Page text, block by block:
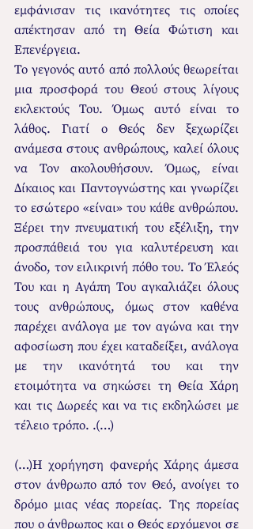
εμφάνισαν τις ικανότητες τις οποίες
απέκτησαν από τη Θεία Φώτιση και
Επενέργεια.
Το γεγονός αυτό από πολλούς θεωρείται
μια προσφορά του Θεού στους λίγους
εκλεκτούς Του. Όμως αυτό είναι το
λάθος. Γιατί ο Θεός δεν ξεχωρίζει
ανάμεσα στους ανθρώπους, καλεί όλους
να Τον ακολουθήσουν. Όμως, είναι
Δίκαιος και Παντογνώστης και γνωρίζει
το εσώτερο «είναι» του κάθε ανθρώπου.
Ξέρει την πνευματική του εξέλιξη, την
προσπάθειά του για καλυτέρευση και
άνοδο, τον ειλικρινή πόθο του. Το Έλεός
Του και η Αγάπη Του αγκαλιάζει όλους
τους ανθρώπους, όμως στον καθένα
παρέχει ανάλογα με τον αγώνα και την
αφοσίωση που έχει καταδείξει, ανάλογα
με την ικανότητά του και την
ετοιμότητα να σηκώσει τη Θεία Χάρη
και τις Δωρεές και να τις εκδηλώσει με
τέλειο τρόπο. .(…)
(…)Η χορήγηση φανερής Χάρης άμεσα
στον άνθρωπο από τον Θεό, ανοίγει το
δρόμο μιας νέας πορείας. Της πορείας
που ο άνθρωπος και ο Θεός ερχόμενοι σε